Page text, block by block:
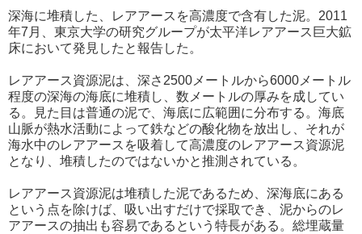
深海に堆積した、レアアースを高濃度で含有した泥。2011
年7月、東京大学の研究グループが太平洋レアアース巨大鉱
床において発見したと報告した。
レアアース資源泥は、深さ2500メートルから6000メートル
程度の深海の海底に堆積し、数メートルの厚みを成してい
る。見た目は普通の泥で、海底に広範囲に分布する。海底
山脈が熱水活動によって鉄などの酸化物を放出し、それが
海水中のレアアースを吸着して高濃度のレアアース資源泥
となり、堆積したのではないかと推測されている。
レアアース資源泥は堆積した泥であるため、深海底にある
という点を除けば、吸い出すだけで採取でき、泥からのレ
アアースの抽出も容易であるという特長がある。総埋蔵量